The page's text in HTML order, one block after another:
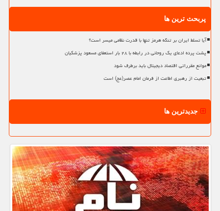
پربحث ترین ها
آیا تسلط ایران بر تنگه هرمز تنها با قدرت نظامی میسر است؟
پشت پرده ادعای یک روحانی در رابطه با ۲۸ بار استعفای مسعود پزشکیان
موانع مقرراتی اقتصاد دیجیتال باید برطرف شود
تبعیت از رهبری اطاعت از فرمان امام عصر(عج) است
جدیدترین ها